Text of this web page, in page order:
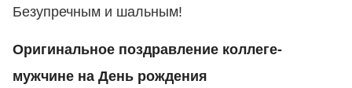
Безупречным и шальным!
Оригинальное поздравление коллеге-
мужчине на День рождения